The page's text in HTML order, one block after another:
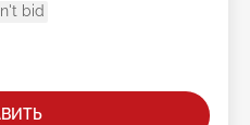
bid